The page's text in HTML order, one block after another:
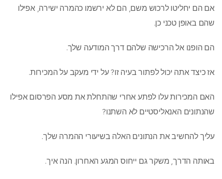
אם הם יחליטו לרכוש משם, הם לא ירשמו כהמרה ישירה, אפילו
שהם באופן טכני כן.
הם הופנו אל הרכישה שלהם דרך המודעה שלך.
אז כיצד אתה יכול לפתור בעיה זו? על ידי מעקב על המכירות.
האם המכירות עלו לפתע אחרי שהתחלת את מסע הפרסום אפילו
שהנתונים האנאליסטיים לא השתנו?
עליך להחשיב את הנתונים האלה בשיעורי ההמרה שלך.
באותה הדרך, משקר גם ייחוס המגע האחרון. הנה איך.